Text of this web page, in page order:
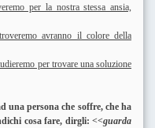
per la nostra stessa ansia,
avranno il colore della
per trovare una soluzione
una persona che soffre, che ha
cosa fare, dirgli: <<guarda